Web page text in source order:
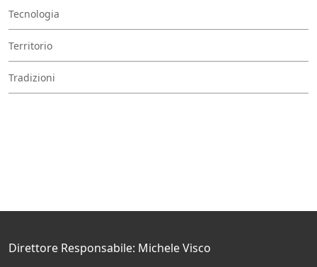
Tecnologia
Territorio
Tradizioni
Direttore Responsabile: Michele Visco